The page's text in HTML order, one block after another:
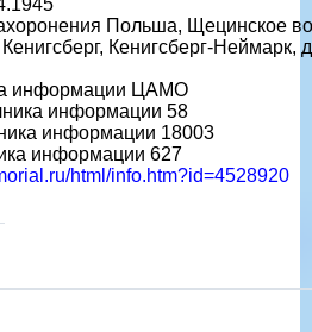
Польша, Щецинское
Кенигсберг-Неймарк,
информации ЦАМО
информации 58
информации 18003
информации 627
html/info.htm?id=4528920